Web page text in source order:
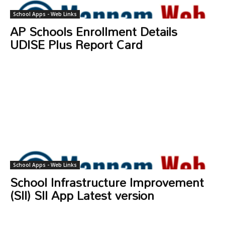
School Apps - Web Links
AP Schools Enrollment Details
UDISE Plus Report Card
School Apps - Web Links
School Infrastructure Improvement
(SII) SII App Latest version